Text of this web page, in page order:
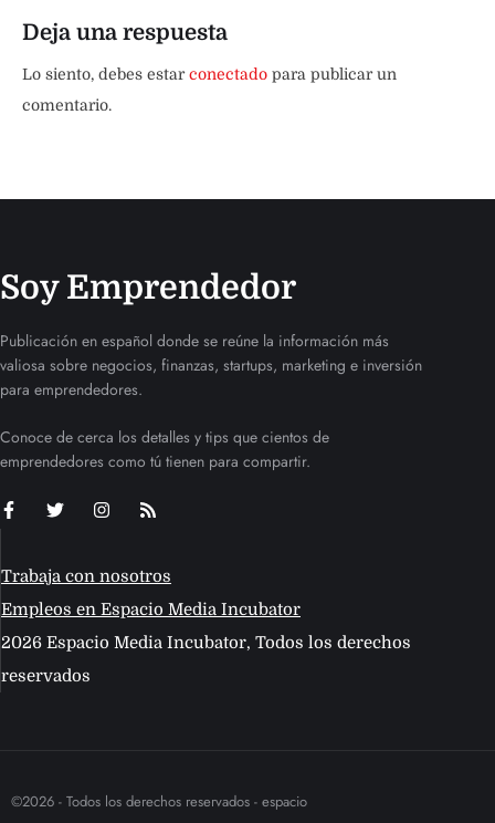
Deja una respuesta
Lo siento, debes estarconectado para publicar un
comentario.
Soy Emprendedor
Publicación en español donde se reúne la información más
valiosa sobre negocios, finanzas, startups, marketing e inversión
para emprendedores.
Conoce de cerca los detalles y tips que cientos de
emprendedores como tú tienen para compartir.
Trabaja con nosotros
Empleos en Espacio Media Incubator
2026 Espacio Media Incubator, Todos los derechos
reservados
©2026 - Todos los derechos reservados - espacio